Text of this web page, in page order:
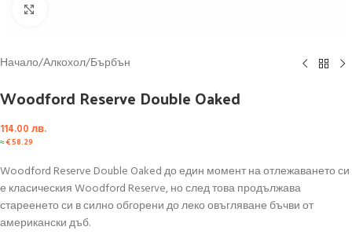
Начало/Алкохол/Бърбън
Woodford Reserve Double Oaked
114.00 лв.
≈€58.29
Woodford Reserve Double Oaked до един момент на отлежаването си
е класическия Woodford Reserve, но след това продължава
стареенето си в силно обгорени до леко овъгляване бъчви от
американски дъб.